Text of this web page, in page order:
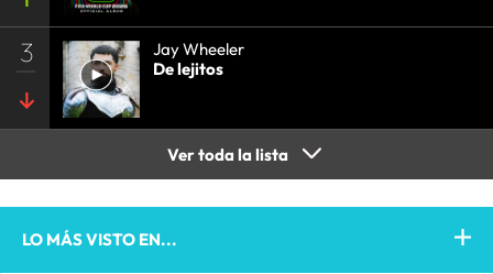
3
Jay Wheeler
De lejitos
Ver toda la lista
LO MÁS VISTO EN...